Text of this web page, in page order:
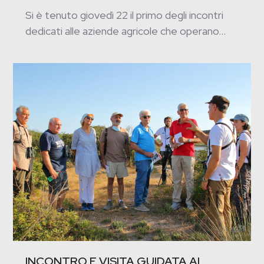
Si è tenuto giovedì 22 il primo degli incontri
dedicati alle aziende agricole che operano…